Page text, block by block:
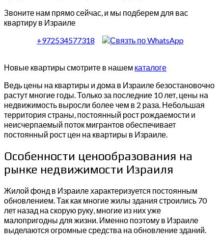
Звоните нам прямо сейчас, и мы подберем для вас
квартиру в Израиле
+972534577318
Новые квартиры смотрите в нашем каталоге
Ведь цены на квартиры и дома в Израиле безостановочно
растут многие годы. Только за последние 10 лет, цены на
недвижимость выросли более чем в 2 раза. Небольшая
территория страны, постоянный рост рождаемости и
неисчерпаемый поток мигрантов обеспечивает
постоянный рост цен на квартиры в Израиле.
Особенности ценообразования на
рынке недвижимости Израиля
Жилой фонд в Израиле характеризуется постоянным
обновлением. Так как многие жилы здания строились 70
лет назад на скорую руку, многие из них уже
малопригодны для жизни. Именно поэтому в Израиле
выделаются огромные средства на обновление зданий.